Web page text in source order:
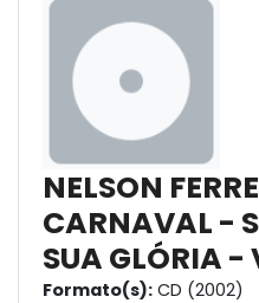
NELSON
CARNAVAL -
SUA GLÓRIA -
Formato(s): CD (2002)